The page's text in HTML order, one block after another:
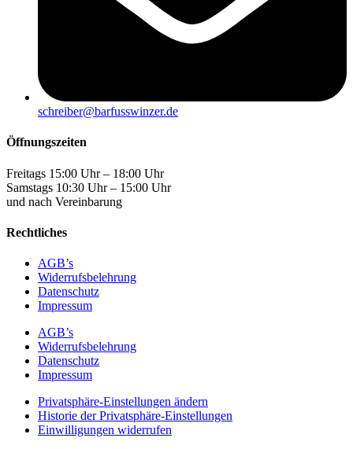
schreiber@barfusswinzer.de
Öffnungszeiten
Freitags 15:00 Uhr – 18:00 Uhr
Samstags 10:30 Uhr – 15:00 Uhr
und nach Vereinbarung
Rechtliches
AGB’s
Widerrufsbelehrung
Datenschutz
Impressum
AGB’s
Widerrufsbelehrung
Datenschutz
Impressum
Privatsphäre-Einstellungen ändern
Historie der Privatsphäre-Einstellungen
Einwilligungen widerrufen